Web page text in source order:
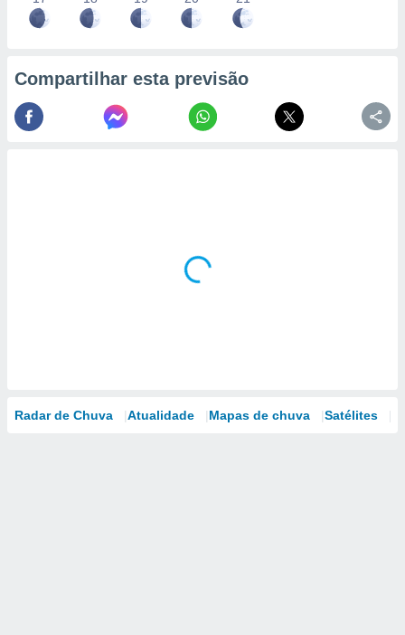
Compartilhar esta previsão
Radar de Chuva Atualidade Mapas de chuva Satélites